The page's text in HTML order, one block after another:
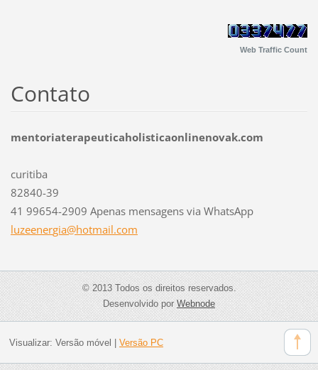
Web Traffic Count
Contato
mentoriaterapeuticaholisticaonlinenovak.com
curitiba
82840-39
41 99654-2909 Apenas mensagens via WhatsApp
luzeenergia@hotmail.com
© 2013 Todos os direitos reservados.
Desenvolvido porWebnode
Visualizar: Versão móvel Versão PC